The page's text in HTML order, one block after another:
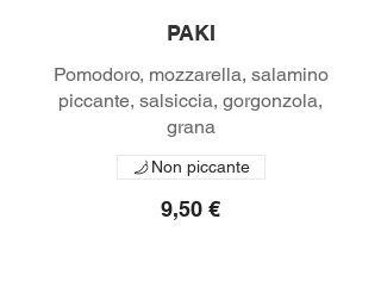
PAKI
Pomodoro, mozzarella, salamino
piccante, salsiccia, gorgonzola,
grana
9,50 €
Non piccante